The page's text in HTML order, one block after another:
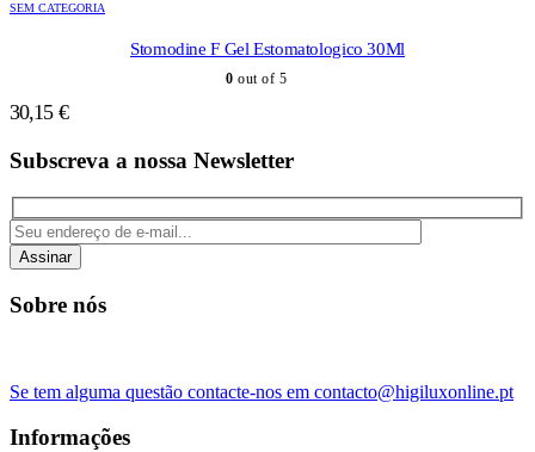
SEM CATEGORIA
Stomodine F Gel Estomatologico 30Ml
0 out of 5
30,15 €
Subscreva a nossa Newsletter
Assinar
Sobre nós
Se tem alguma questão contacte-nos em contacto@higiluxonline.pt
Informações